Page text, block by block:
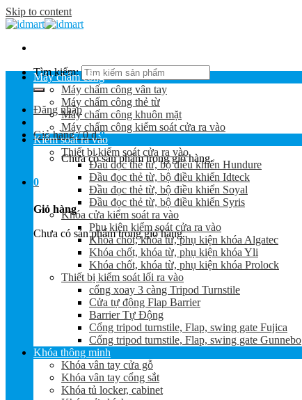
Skip to content
Tìm kiếm:
Đăng nhập
Giỏ hàng /0₫ 0
Chưa có sản phẩm trong giỏ hàng.
0
Giỏ hàng
Chưa có sản phẩm trong giỏ hàng.
Máy chấm công
Máy chấm công vân tay
Máy chấm công thẻ từ
Máy chấm công khuôn mặt
Máy chấm công kiểm soát cửa ra vào
Kiểm soát ra vào
Thiết bị kiểm soát cửa ra vào
Đầu đọc thẻ từ, bộ điều khiển Hundure
Đầu đọc thẻ từ, bộ điều khiển Idteck
Đầu đọc thẻ từ, bộ điều khiển Soyal
Đầu đọc thẻ từ, bộ điều khiển Syris
Khóa cửa kiểm soát ra vào
Phụ kiện kiểm soát cửa ra vào
Khóa chốt, khóa từ, phụ kiện khóa Algatec
Khóa chốt, khóa từ, phụ kiện khóa Yli
Khóa chốt, khóa từ, phụ kiện khóa Prolock
Thiết bị kiểm soát lối ra vào
cổng xoay 3 càng Tripod Turnstile
Cửa tự động Flap Barrier
Barrier Tự Động
Cổng tripod turnstile, Flap, swing gate Fujica
Cổng tripod turnstile, Flap, swing gate Gunnebo
Khóa thông minh
Khóa vân tay cửa gỗ
Khóa vân tay cổng sắt
Khóa tủ locker, cabinet